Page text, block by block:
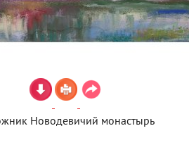
Новодевичий монастырь